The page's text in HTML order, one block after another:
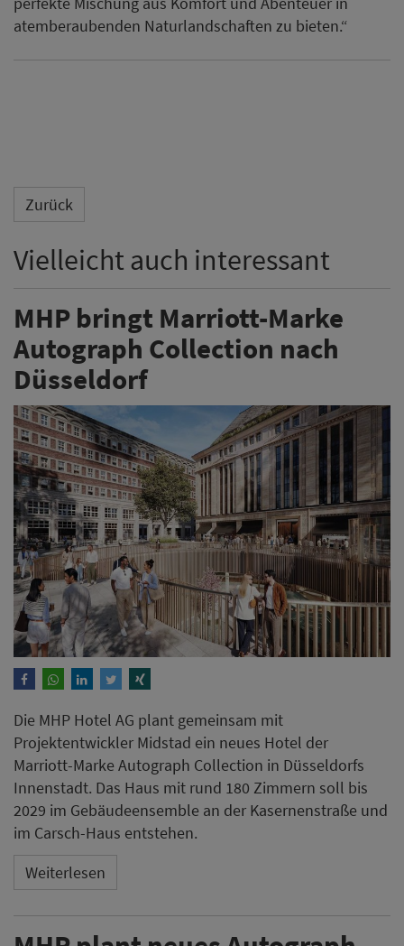
atemberaubenden Naturlandschaften zu bieten.“
Zurück
Vielleicht auch interessant
MHP bringt Marriott-Marke
Autograph Collection nach
Düsseldorf
Die MHP Hotel AG plant gemeinsam mit
Projektentwickler Midstad ein neues Hotel der
Marriott-Marke Autograph Collection in Düsseldorfs
Innenstadt. Das Haus mit rund 180 Zimmern soll bis
2029 im Gebäudeensemble an der Kasernenstraße und
im Carsch-Haus entstehen.
Weiterlesen